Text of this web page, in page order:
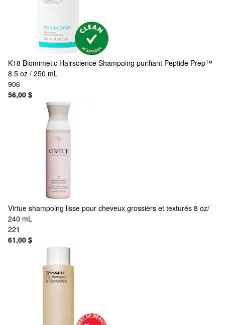
K18 Biomimetic Hairscience Shampoing purifiant Peptide Prep™
8.5 oz / 250 mL
906
56,00 $
Virtue shampoing lisse pour cheveux grossiers et texturés 8 oz/
240 mL
221
61,00 $